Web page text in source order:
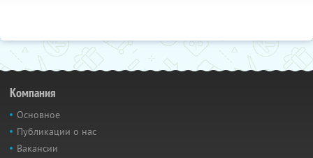
Компания
Основное
Публикации о нас
Вакансии